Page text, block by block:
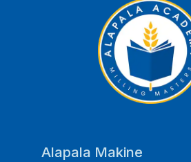
Alapala Makine